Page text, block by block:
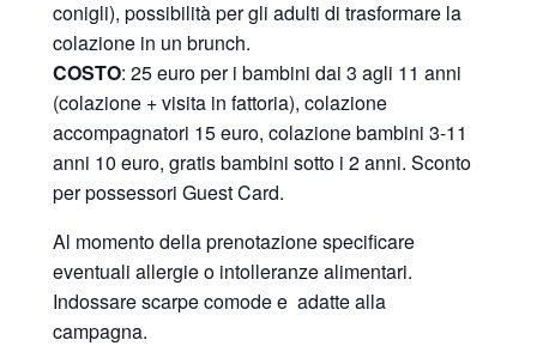
conigli), possibilità per gli adulti di trasformare la
colazione in un brunch.
COSTO: 25 euro per i bambini dai 3 agli 11 anni
(colazione + visita in fattoria), colazione
accompagnatori 15 euro, colazione bambini 3-11
anni 10 euro, gratis bambini sotto i 2 anni. Sconto
per possessori Guest Card.
Al momento della prenotazione specificare
eventuali allergie o intolleranze alimentari.
Indossare scarpe comode e adatte alla
campagna.